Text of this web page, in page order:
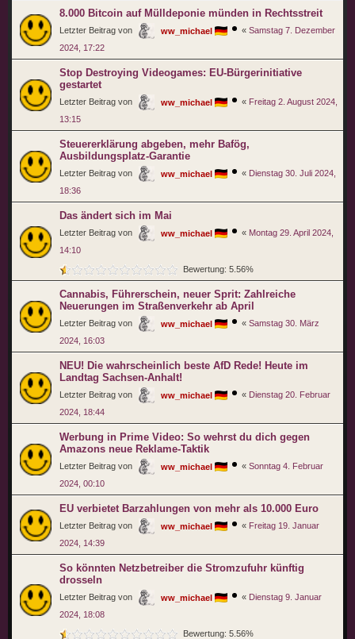
8.000 Bitcoin auf Mülldeponie münden in Rechtsstreit
Letzter Beitrag von ww_michael « Samstag 7. Dezember
2024, 17:22
Stop Destroying Videogames: EU-Bürgerinitiative
gestartet
Letzter Beitrag von ww_michael « Freitag 2. August 2024,
13:15
Steuererklärung abgeben, mehr Bafög,
Ausbildungsplatz-Garantie
Letzter Beitrag von ww_michael « Dienstag 30. Juli 2024,
18:36
Das ändert sich im Mai
Letzter Beitrag von ww_michael « Montag 29. April 2024,
14:10
Bewertung: 5.56%
Cannabis, Führerschein, neuer Sprit: Zahlreiche
Neuerungen im Straßenverkehr ab April
Letzter Beitrag von ww_michael « Samstag 30. März
2024, 16:03
NEU! Die wahrscheinlich beste AfD Rede! Heute im
Landtag Sachsen-Anhalt!
Letzter Beitrag von ww_michael « Dienstag 20. Februar
2024, 18:44
Werbung in Prime Video: So wehrst du dich gegen
Amazons neue Reklame-Taktik
Letzter Beitrag von ww_michael « Sonntag 4. Februar
2024, 00:10
EU verbietet Barzahlungen von mehr als 10.000 Euro
Letzter Beitrag von ww_michael « Freitag 19. Januar
2024, 14:39
So könnten Netzbetreiber die Stromzufuhr künftig
drosseln
Letzter Beitrag von ww_michael « Dienstag 9. Januar
2024, 18:08
Bewertung: 5.56%